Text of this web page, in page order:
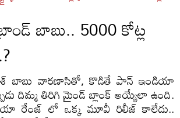
బాబు.. 5000 కోట్ల
బాబు వారణాసితో, కొడితే పాన్ ఇండియా
దిమ్మ తిరిగి మైండ్ బ్లాంక్ అయ్యేలా ఉంది.
రేంజ్ లో ఒక్క మూవీ రిలీజ్ కాలేదు..